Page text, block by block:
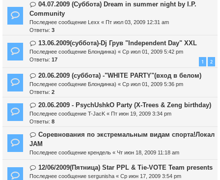
04.07.2009 (Суббота) Dream in summer night by I.P.
Community
Последнее сообщение Lexx « Пт июл 03, 2009 12:31 am
Ответы: 3
13.06.2009(суббота)-Dj Грув "Independent Day" XXL
Последнее сообщение Блондинка) « Ср июл 01, 2009 5:42 pm
Ответы: 17 1 2
20.06.2009 (cуббота) -"WHITE PARTY"(вход в белом)
Последнее сообщение Блондинка) « Ср июл 01, 2009 5:36 pm
Ответы: 2
20.06.2009 - PsychUshkO Party (X-Trees & Zeng birthday)
Последнее сообщение T-JacK « Пт июн 19, 2009 3:34 pm
Ответы: 8
Соревнования по экстремальным видам спорта!Локал
JAM
Последнее сообщение крендель « Чт июн 18, 2009 11:18 am
12/06/2009(Пятница) Star PPL & Tie-VOTE Team presents
Последнее сообщение sergunisha « Ср июн 17, 2009 3:54 pm